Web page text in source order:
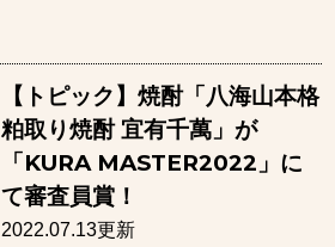
【トピック】焼酎「八海山本格
粕取り焼酎 宜有千萬」が
「KURA MASTER2022」に
て審査員賞！
2022.07.13更新